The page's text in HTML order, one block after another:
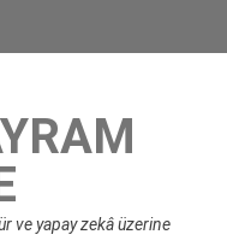
ve yapay zekâ üzerine